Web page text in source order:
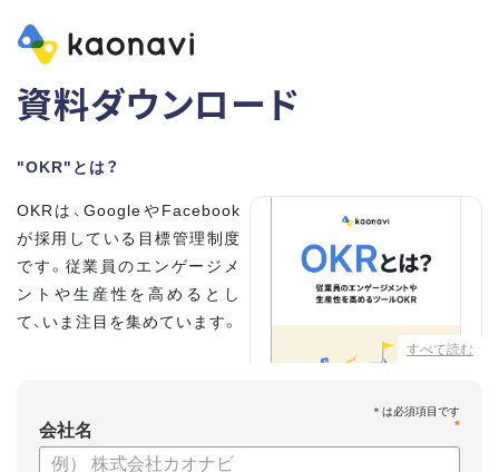
資料ダウンロード
"OKR"とは？
すべて読む
OKRは、GoogleやFacebook
が採用している目標管理制度
です。従業員のエンゲージメ
ントや生産性を高めるとし
て、いま注目を集めています。
・OKRと従来の目標管理制度
との違い
*
会社名